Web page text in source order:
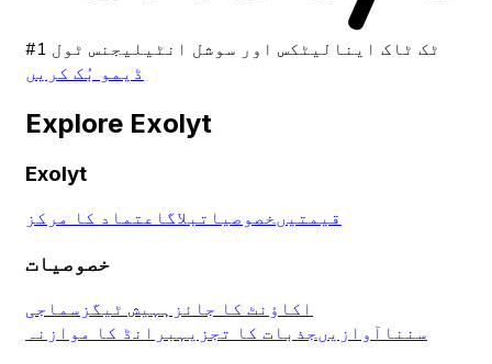
#1 ٹک ٹاک اینالیٹکس اور سوشل انٹیلیجنس ٹول
ڈیمو بُک کریں
Explore Exolyt
Exolyt
قیمتیںخصوصیاتبلاگاعتماد کا مرکز
خصوصیات
اکاؤنٹ کا جائزہہیش ٹیگز سماجی
سننا آوازیںجذبات کا تجزیہبرانڈ کا موازنہ